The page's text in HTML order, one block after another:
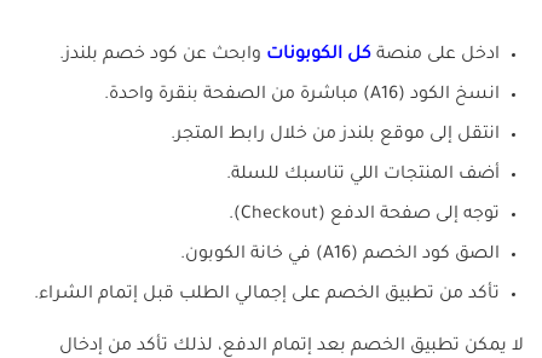
ادخل على منصة كل الكوبونات وابحث عن كود خصم بلندز.
انسخ الكود (A16) مباشرة من الصفحة بنقرة واحدة.
انتقل إلى موقع بلندز من خلال رابط المتجر.
أضف المنتجات اللي تناسبك للسلة.
توجه إلى صفحة الدفع (Checkout).
الصق كود الخصم (A16) في خانة الكوبون.
تأكد من تطبيق الخصم على إجمالي الطلب قبل إتمام الشراء.
لا يمكن تطبيق الخصم بعد إتمام الدفع، لذلك تأكد من إدخال